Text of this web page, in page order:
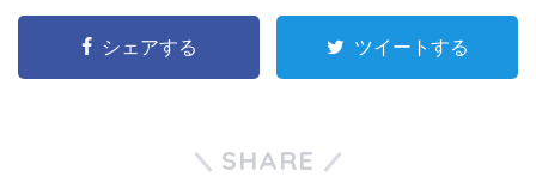
シェアする ツイートする
SHARE